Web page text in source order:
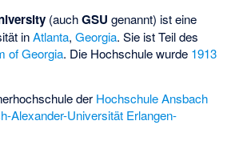
(auchGSU genannt) ist eine
inAtlanta,Georgia. Sie ist Teil des
of Georgia. Die Hochschule wurde 1913
der Hochschule Ansbach
Alexander-Universität Erlangen-